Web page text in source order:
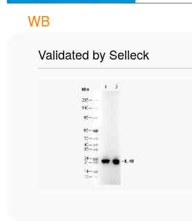
WB
Validated by Selleck